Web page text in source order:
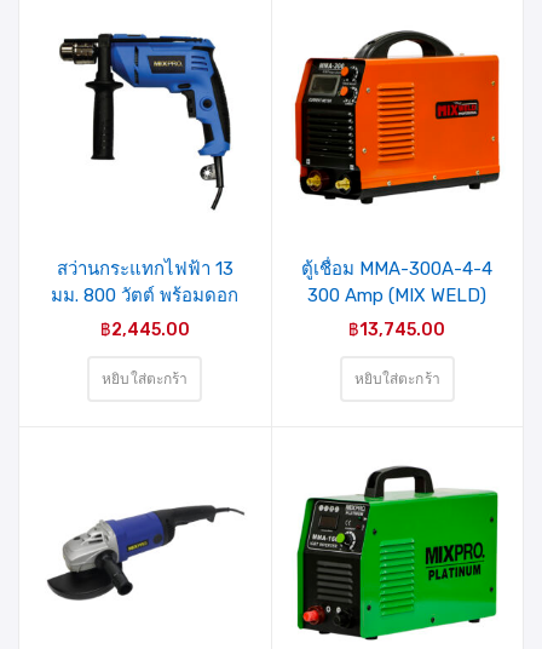
สว่านกระแทกไฟฟ้า 13
มม. 800 วัตต์ พร้อมดอก
สว่าน 1 ชุด รุ่น CF-
MIXPRO
฿2,445.00
หยิบใส่ตะกร้า
รายการ
สินค้าที่
ตู้เชื่อม MMA-300A-4-4
300 Amp (MIX WELD)
฿13,745.00
หยิบใส่ตะกร้า
ชอบ